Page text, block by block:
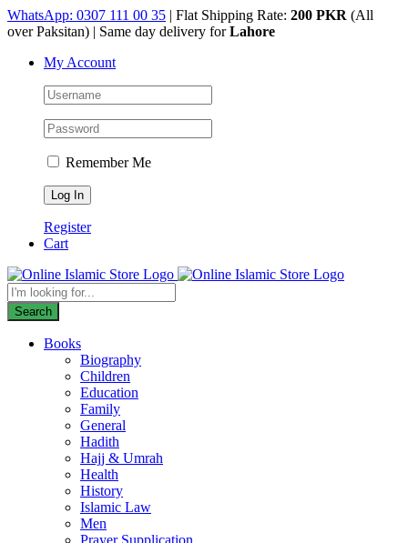
Skip
to
WhatsApp: 0307 111 00 35 | Flat Shipping Rate: 200 PKR (All
over Paksitan) | Same day delivery forLahore
My Account
Remember Me
Register
Cart
Products
search
Search
Books
Biography
Children
Education
Family
General
Hadith
Hajj & Umrah
Health
History
Islamic Law
Men
Prayer Supplication